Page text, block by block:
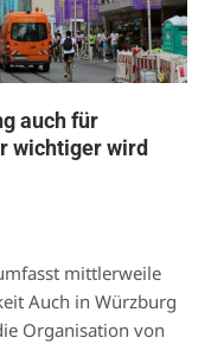
auch für
wichtiger wird
mittlerweile
Auch in Würzburg
Organisation von